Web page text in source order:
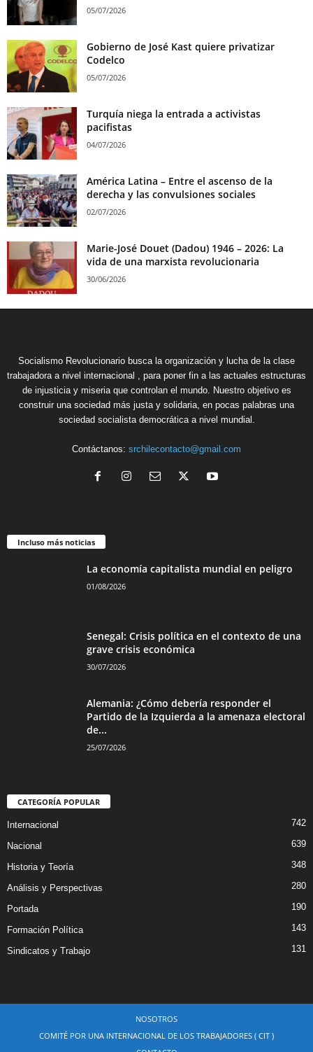
05/07/2026
Gobierno de José Kast quiere privatizar
Codelco
05/07/2026
Turquía niega la entrada a activistas
pacifistas
04/07/2026
América Latina – Entre el ascenso de la
derecha y las convulsiones sociales
02/07/2026
Marie-José Douet (Dadou) 1946 – 2026: La
vida de una marxista revolucionaria
30/06/2026
Socialismo Revolucionario busca la organización y lucha de la clase
trabajadora a nivel internacional , para poner fin a las actuales estructuras
de injusticia y miseria que controlan el mundo. Nuestro objetivo es
construir una sociedad más justa y solidaria, en pocas palabras una
sociedad socialista democrática a nivel mundial.
Contáctanos: srchilecontacto@gmail.com
Incluso más noticias
La economía capitalista mundial en peligro
01/08/2026
Senegal: Crisis política en el contexto de una
grave crisis económica
30/07/2026
Alemania: ¿Cómo debería responder el
Partido de la Izquierda a la amenaza electoral
de...
25/07/2026
CATEGORÍA POPULAR
Internacional 742
Nacional 639
Historia y Teoría 348
Análisis y Perspectivas 280
Portada 190
Formación Política 143
Sindicatos y Trabajo 131
NOSOTROS
COMITÉ POR UNA INTERNACIONAL DE LOS TRABAJADORES ( CIT )